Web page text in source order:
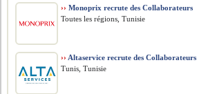
›› Monoprix recrute des Collaborateurs
Toutes les régions, Tunisie
›› Altaservice recrute des Collaborateurs
Tunis, Tunisie